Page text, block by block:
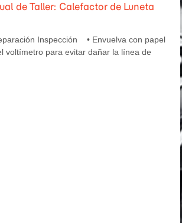
de Taller: Calefactor de Luneta
Inspección • Envuelva con papel
voltímetro para evitar dañar la línea de